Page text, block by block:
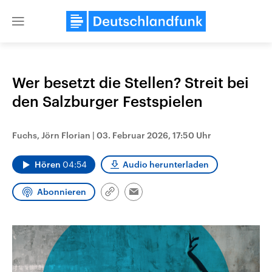
Close
Alle Informationen
Sachsen-Anhalt wählt am 6.
September 2026 einen neuen
Landtag. Seit 2021 wird das
Bundesland von einer Koalition aus
Hintergründe
Wirtschaftlich und
gehören die Vereinigten
den mächtigsten Ländern
mit großem Einfluss auf
Wer besetzt die Stellen? Streit bei
den Salzburger Festspielen
Fuchs, Jörn Florian | 03. Februar 2026, 17:50 Uhr
Hören 04:54 Audio herunterladen
Abonnieren
Link
Email